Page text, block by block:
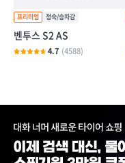
벤투스 S2 AS
4.7 (4588)